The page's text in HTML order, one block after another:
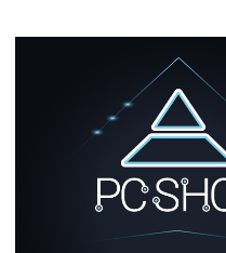
apps pisan cada vez más